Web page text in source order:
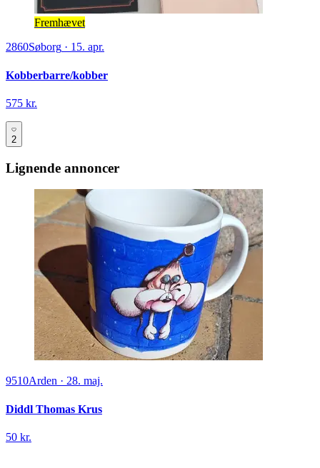
Fremhævet
2860Søborg · 15. apr.
Kobberbarre/kobber
575 kr.
2
Lignende annoncer
9510Arden · 28. maj.
Diddl Thomas Krus
50 kr.